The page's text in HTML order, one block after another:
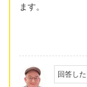
ます。
回答し